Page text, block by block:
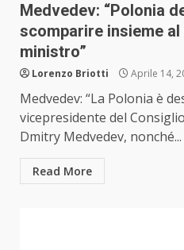
Medvedev: “Polonia
scomparire insieme
ministro”
Lorenzo Briotti Aprile 14,
Medvedev: “La Polonia è
vicepresidente del
Dmitry Medvedev, nonché...
Read More